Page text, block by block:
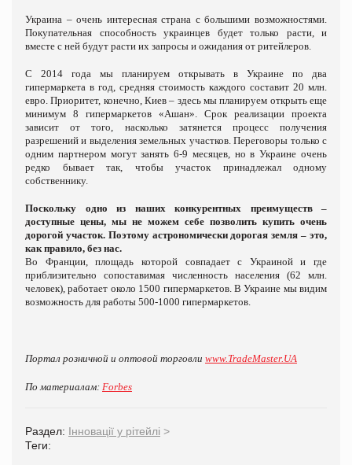
Украина – очень интересная страна с большими возможностями.
Покупательная способность украинцев будет только расти, и
вместе с ней будут расти их запросы и ожидания от ритейлеров.
С 2014 года мы планируем открывать в Украине по два
гипермаркета в год, средняя стоимость каждого составит 20 млн.
евро. Приоритет, конечно, Киев – здесь мы планируем открыть еще
минимум 8 гипермаркетов «Ашан». Срок реализации проекта
зависит от того, насколько затянется процесс получения
разрешений и выделения земельных участков. Переговоры только с
одним партнером могут занять 6-9 месяцев, но в Украине очень
редко бывает так, чтобы участок принадлежал одному
собственнику.
Поскольку одно из наших конкурентных преимуществ –
доступные цены, мы не можем себе позволить купить очень
дорогой участок. Поэтому астрономически дорогая земля – это,
как правило, без нас.
Во Франции, площадь которой совпадает с Украиной и где
приблизительно сопоставимая численность населения (62 млн.
человек), работает около 1500 гипермаркетов. В Украине мы видим
возможность для работы 500-1000 гипермаркетов.
Портал розничной и оптовой торговли www.TradeMaster.UA
По материалам: Forbes
Раздел: Інновації у рітейлі >
Теги: